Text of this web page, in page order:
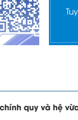
quy và hệ